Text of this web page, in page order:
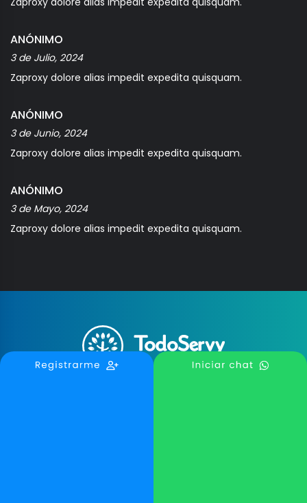
ANÓNIMO
3 de Julio, 2024
Zaproxy dolore alias impedit expedita quisquam.
ANÓNIMO
3 de Junio, 2024
Zaproxy dolore alias impedit expedita quisquam.
ANÓNIMO
3 de Mayo, 2024
Zaproxy dolore alias impedit expedita quisquam.